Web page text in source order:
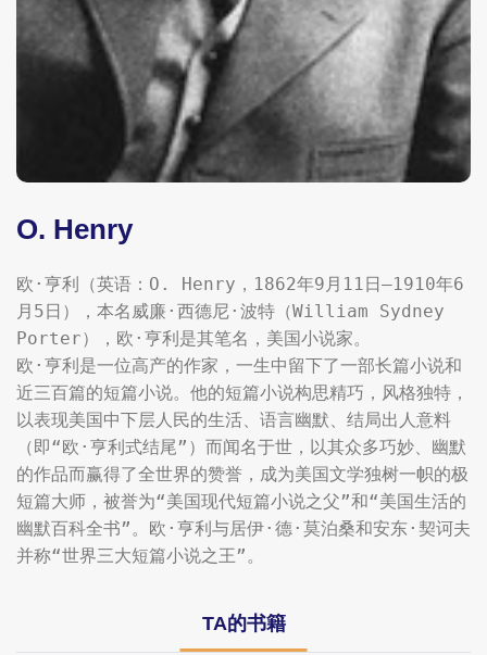
O. Henry
欧·亨利（英语：O. Henry，1862年9月11日—1910年6
月5日），本名威廉·西德尼·波特（William Sydney
Porter），欧·亨利是其笔名，美国小说家。
欧·亨利是一位高产的作家，一生中留下了一部长篇小说和
近三百篇的短篇小说。他的短篇小说构思精巧，风格独特，
以表现美国中下层人民的生活、语言幽默、结局出人意料
（即“欧·亨利式结尾”）而闻名于世，以其众多巧妙、幽默
的作品而赢得了全世界的赞誉，成为美国文学独树一帜的极
短篇大师，被誉为“美国现代短篇小说之父”和“美国生活的
幽默百科全书”。欧·亨利与居伊·德·莫泊桑和安东·契诃夫
并称“世界三大短篇小说之王”。
TA的书籍